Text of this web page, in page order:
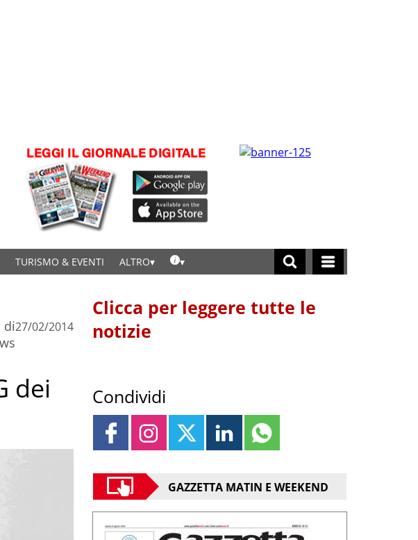
TURISMO & EVENTI ALTRO
di27/02/2014
dei
Clicca per leggere tutte le
notizie
Condividi
GAZZETTA MATIN E WEEKEND